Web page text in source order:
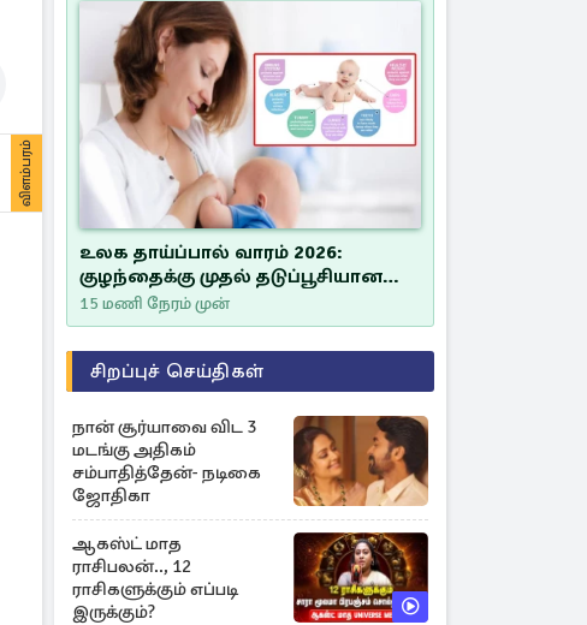
விளம்பரம்
உலக தாய்ப்பால் வாரம் 2026:
குழந்தைக்கு முதல் தடுப்பூசியான
சீம்பாலின் முக்கியத்துவம்!
15 மணி நேரம் முன்
சிறப்புச் செய்திகள்
நான் சூர்யாவை விட 3
மடங்கு அதிகம்
சம்பாதித்தேன்- நடிகை
ஜோதிகா
ஆகஸ்ட் மாத
ராசிபலன்.., 12
ராசிகளுக்கும் எப்படி
இருக்கும்?